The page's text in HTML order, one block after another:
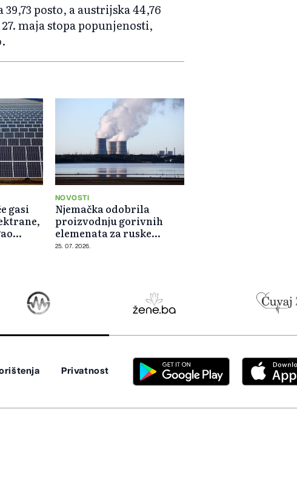
posto, a austrijska 44,76
maja stopa popunjenosti,
gasi
NOVOSTI
Njemačka odobrila
proizvodnju gorivnih
elemenata za ruske
nuklearne reaktore
25. 07. 2026.
Privatnost